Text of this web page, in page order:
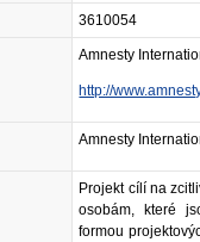
3610054
Amnesty
http://
Amnesty
Projekt cílí na
osobám, které
formou